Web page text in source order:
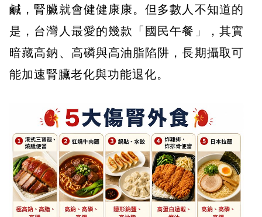
鹹，腎臟就會健健康康。但多數人不知道的
是，台灣人最愛的幾款「國民午餐」，其實
暗藏高鈉、高磷與高油脂陷阱，長期攝取可
能加速腎臟老化與功能退化。